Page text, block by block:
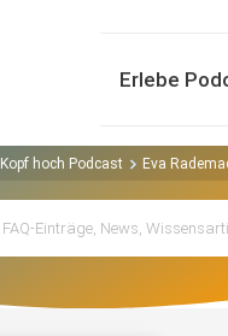
Erlebe
Kopf hoch Podcast Eva